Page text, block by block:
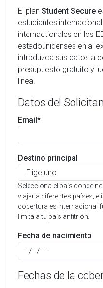
El plan Student Secure
estudiantes internacionales.
internactionales en los
estadounidenses en al
introduzca sus datos a
presupuesto gratuito y
linea.
Datos del
Email*
Destino principal
Selecciona el país donde
viajar a diferentes países,
cobertura es internacional
limita a tu país anfitrión.
Fecha de nacimiento
Fechas de la